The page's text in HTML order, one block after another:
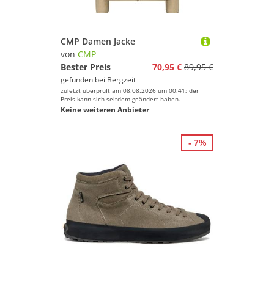
CMP Damen Jacke
von CMP
Bester Preis
70,95 € 89,95 €
gefunden bei Bergzeit
zuletzt überprüft am 08.08.2026 um 00:41; der
Preis kann sich seitdem geändert haben.
Keine weiteren Anbieter
- 7%